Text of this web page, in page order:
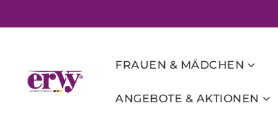
FRAUEN & MÄDCHEN
ANGEBOTE & AKTIONEN